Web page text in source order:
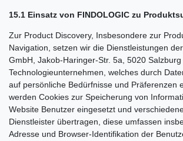
15.1 Einsatz von FINDOLOGIC zu
Zur Product Discovery, Insbesondere zur
Navigation, setzen wir die Dienstleistungen
GmbH, Jakob-Haringer-Str. 5a, 5020 Salzburg
Technologieunternehmen, welches durch
auf persönliche Bedürfnisse und Präferenzen
werden Cookies zur Speicherung von
Website Benutzer eingesetzt und
Dienstleister übertragen, diese umfassen
Adresse und Browser-Identifikation der